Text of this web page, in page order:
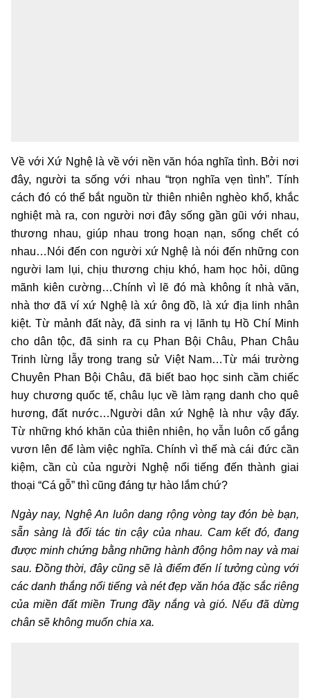
Về với Xứ Nghệ là về với nền văn hóa nghĩa tình. Bởi nơi
đây, người ta sống với nhau “trọn nghĩa vẹn tình”. Tính
cách đó có thể bắt nguồn từ thiên nhiên nghèo khổ, khắc
nghiệt mà ra, con người nơi đây sống gần gũi với nhau,
thương nhau, giúp nhau trong hoạn nạn, sống chết có
nhau…Nói đến con người xứ Nghệ là nói đến những con
người lam lụi, chịu thương chịu khó, ham học hỏi, dũng
mãnh kiên cường…Chính vì lẽ đó mà không ít nhà văn,
nhà thơ đã ví xứ Nghệ là xứ ông đồ, là xứ địa linh nhân
kiệt. Từ mảnh đất này, đã sinh ra vị lãnh tụ Hồ Chí Minh
cho dân tộc, đã sinh ra cụ Phan Bội Châu, Phan Châu
Trinh lừng lẫy trong trang sử Việt Nam…Từ mái trường
Chuyên Phan Bội Châu, đã biết bao học sinh cầm chiếc
huy chương quốc tế, châu lục về làm rạng danh cho quê
hương, đất nước…Người dân xứ Nghệ là như vậy đấy.
Từ những khó khăn của thiên nhiên, họ vẫn luôn cố gắng
vươn lên để làm việc nghĩa. Chính vì thế mà cái đức cần
kiệm, cần cù của người Nghệ nổi tiếng đến thành giai
thoại “Cá gỗ” thì cũng đáng tự hào lắm chứ?
Ngày nay, Nghệ An luôn dang rộng vòng tay đón bè bạn,
sẵn sàng là đối tác tin cậy của nhau. Cam kết đó, đang
được minh chứng bằng những hành động hôm nay và mai
sau. Đồng thời, đây cũng sẽ là điểm đến lí tưởng cùng với
các danh thắng nổi tiếng và nét đẹp văn hóa đặc sắc riêng
của miền đất miền Trung đầy nắng và gió. Nếu đã dừng
chân sẽ không muốn chia xa.